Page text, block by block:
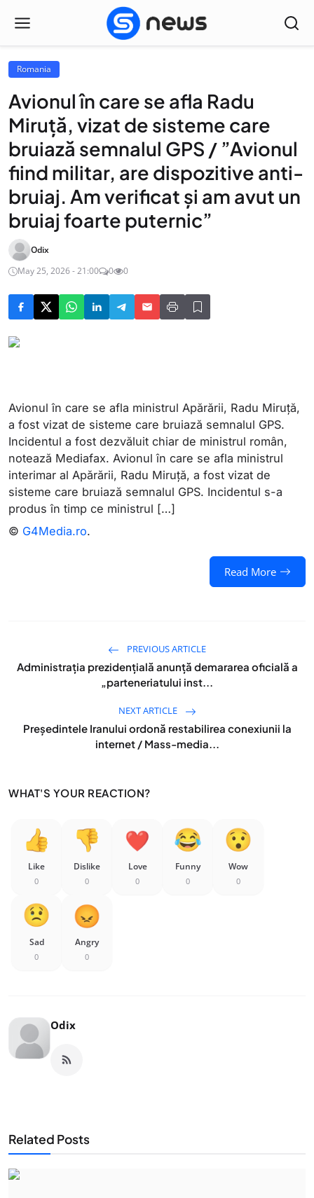
Romania
Avionul în care se afla Radu
Miruță, vizat de sisteme care
bruiază semnalul GPS / ”Avionul
fiind militar, are dispozitive anti-
bruiaj. Am verificat și am avut un
bruiaj foarte puternic”
Odix
May 25, 2026 - 21:00
0 0
Avionul în care se afla ministrul Apărării, Radu Miruță,
a fost vizat de sisteme care bruiază semnalul GPS.
Incidentul a fost dezvăluit chiar de ministrul român,
notează Mediafax. Avionul în care se afla ministrul
interimar al Apărării, Radu Miruță, a fost vizat de
sisteme care bruiază semnalul GPS. Incidentul s-a
produs în timp ce ministrul […]
© G4Media.ro.
Read More
PREVIOUS ARTICLE
Administrația prezidențială anunță demararea oficială a
„parteneriatului inst...
NEXT ARTICLE
Președintele Iranului ordonă restabilirea conexiunii la
internet / Mass-media...
WHAT'S YOUR REACTION?
Like
0
Dislike
0
Love
0
Funny
0
Wow
0
Sad
0
Angry
0
Odix
Related Posts